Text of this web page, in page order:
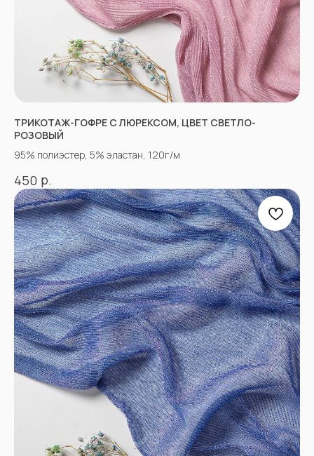
ТРИКОТАЖ-ГОФРЕ С ЛЮРЕКСОМ, ЦВЕТ СВЕТЛО-
РОЗОВЫЙ
95% полиэстер, 5% эластан, 120г/м
450 р.
+7
Отправить
НЕ НАШЛИ НУЖНУЮ
ТКАНЬ? ОСТАЛИСЬ
Заполните форму, и наши менеджеры
вопросы.
Согласен сПолитикой конфиденциальности